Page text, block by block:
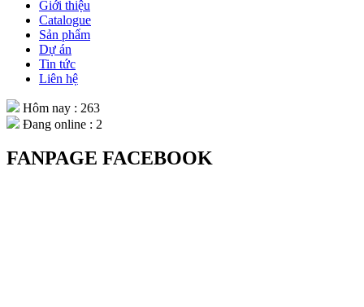
Giới thiệu
Catalogue
Sản phẩm
Dự án
Tin tức
Liên hệ
Hôm nay : 263
Đang online : 2
FANPAGE FACEBOOK